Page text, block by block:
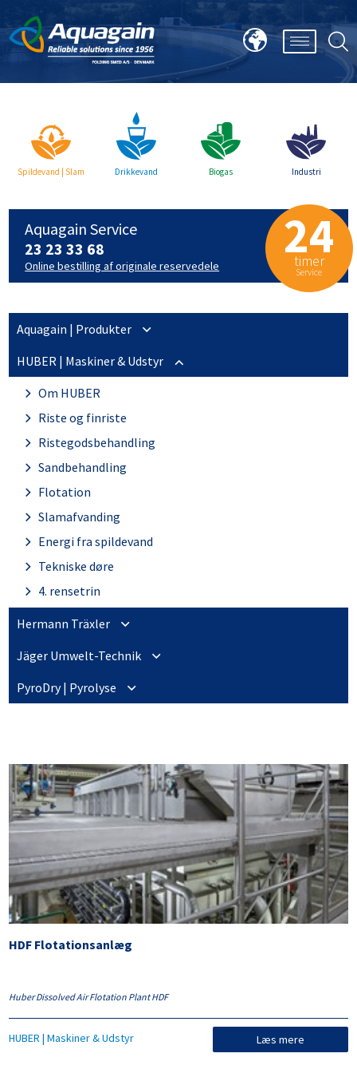
24
timer
Service
Aquagain Service
23 23 33 68
Online bestilling af originale reservedele
Spildevand | Slam Drikkevand Biogas Industri
Aquagain | Produkter
Om Aquagains produkter
Aquagain standardprodukter
HUBER | Maskiner & Udstyr
Om HUBER
Riste og finriste
Ristegodsbehandling
Sandbehandling
Flotation
Slamafvanding
Energi fra spildevand
Tekniske døre
4. rensetrin
Hermann Träxler
Om Hermann Träxler
Jäger Umwelt-Technik
Om Jäger Umwelt-Technik
Jäger produkter
PyroDry | Pyrolyse
HDF Flotationsanlæg
Huber Dissolved Air Flotation Plant HDF
HUBER | Maskiner & Udstyr Læs mere